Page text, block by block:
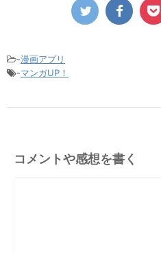
-漫画アプリ
-マンガUP！
コメントや感想を書く